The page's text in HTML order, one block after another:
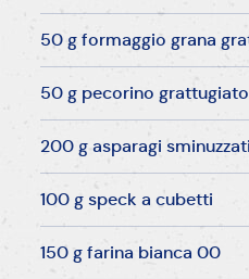
50 g formaggio grana
50 g pecorino grattugiato
200 g asparagi
100 g speck a cubetti
150 g farina bianca 00